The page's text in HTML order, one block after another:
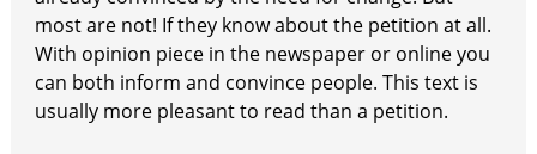
most are not! If they know about the petition at all.
With opinion piece in the newspaper or online you
can both inform and convince people. This text is
usually more pleasant to read than a petition.